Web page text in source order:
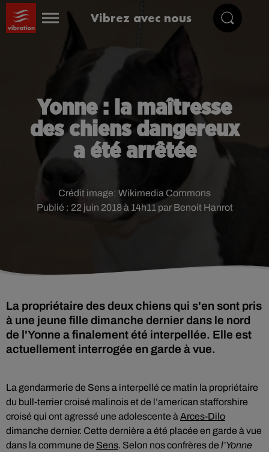
Vibrez avec nous
Yonne : la maîtresse
des chiens dangereux
a été arrêtée
Publié : 22 juin 2018 à 14h11 par Benoit Hanrot
Crédit image: Wikimedia Commons
La propriétaire des deux chiens qui s'en sont pris
à une jeune fille dimanche dernier dans le nord
de l'Yonne a finalement été interpellée. Elle est
actuellement interrogée en garde à vue.
La gendarmerie de Sens a interpellé ce matin la propriétaire
du bull-terrier croisé malinois et de l’american stafforshire
croisé qui ont agressé une adolescente à Arces-Dilo
dimanche dernier. Cette dernière a été placée en garde à vue
dans la commune de Sens. Selon nos confrères de l’Yonne